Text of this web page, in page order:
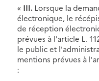
« III. Lorsque la
électronique, le
de réception
prévues à l'article L.
le public et
mentions prévues à
: